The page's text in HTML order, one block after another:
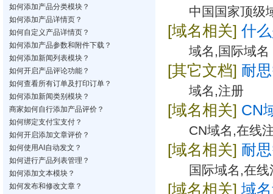
如何添加产品分类模块？
如何添加产品详情页？
如何自定义产品详情页？
如何添加产品参数和附件下载？
如何添加新闻列表模块？
如何开启产品评论功能？
如何查看所有订单及打印订单？
如何添加新闻类别模块？
商家如何自行添加产品评价？
如何绑定支付宝支付？
如何开启添加文章评价？
如何使用AI自动发文？
如何进行产品列表管理？
如何添加文本模块？
如何发布和修改文章？
中国国家顶级
[域名相关] 什
域名,国际域名
[其它文档] 耐
域名,注册
[域名相关] CN
CN域名,在线
[域名相关] 耐
国际域名,在线
[域名相关] 域